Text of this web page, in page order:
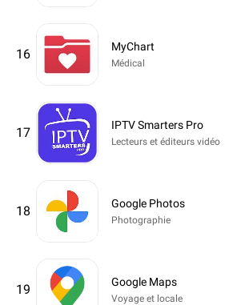
16
MyChart
Médical
17
IPTV Smarters Pro
Lecteurs et éditeurs vidéo
18
Google Photos
Photographie
19
Google Maps
Voyage et locale